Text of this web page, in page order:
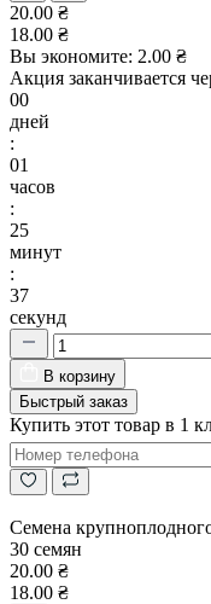
20.00 ₴
18.00 ₴
Вы экономите: 2.00 ₴
Акция заканчивается
00
дней
:
01
часов
:
25
минут
:
36
секунд
В корзину
Быстрый заказ
Купить этот товар в 1
Семена
30 семян
20.00 ₴
18.00 ₴